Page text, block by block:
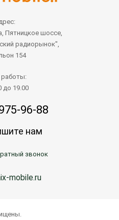
Пятницкое шоссе,
радиорынок",
154
до 19.00
96-88
нам
звонок
mobile.ru